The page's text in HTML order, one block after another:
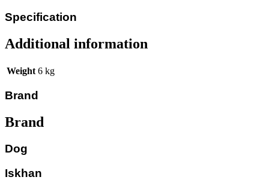
Specification
Additional information
Weight 6 kg
Brand
Brand
Dog
Iskhan